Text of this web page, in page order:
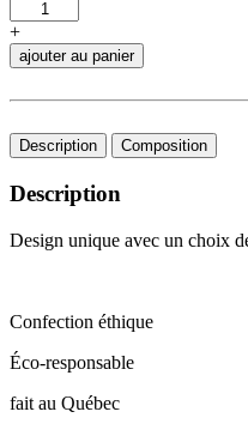
+
ajouter au panier
Description Composition
Description
Design unique avec un choix
Confection éthique
Éco-responsable
fait au Québec